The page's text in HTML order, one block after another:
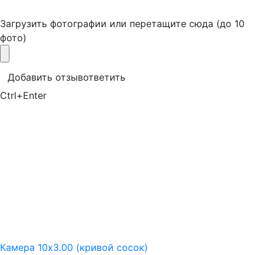
Загрузить фотографии или перетащите сюда (до 10
фото)
Добавить отзывответить
Ctrl+Enter
Камера 10х3.00 (кривой сосок)